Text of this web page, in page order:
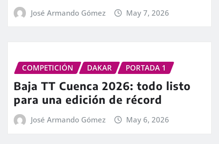
José Armando Gómez May 7, 2026
COMPETICIÓN DAKAR PORTADA 1
Baja TT Cuenca 2026: todo listo
para una edición de récord
José Armando Gómez May 6, 2026